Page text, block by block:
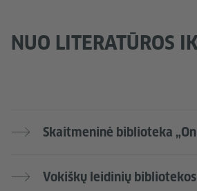
NUO LITERATŪROS
Skaitmeninė biblioteka
Vokiškų leidinių bibliotekos